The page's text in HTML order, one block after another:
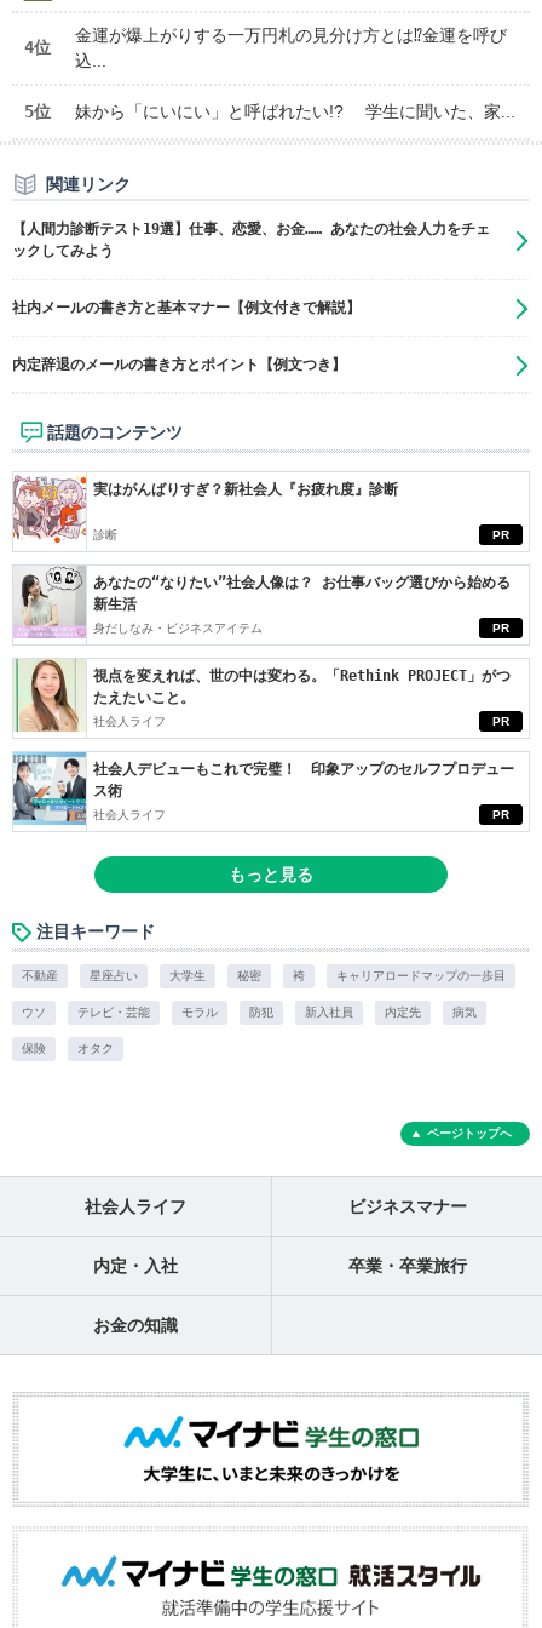
4位
金運が爆上がりする一万円札の見分け方とは⁉金運を呼び
込...
5位 妹から「にいにい」と呼ばれたい!? 学生に聞いた、家...
関連リンク
【人間力診断テスト19選】仕事、恋愛、お金…… あなたの社会人力をチェ
ックしてみよう
社内メールの書き方と基本マナー【例文付きで解説】
内定辞退のメールの書き方とポイント【例文つき】
話題のコンテンツ
PR
実はがんばりすぎ？新社会人『お疲れ度』診断
診断
PR
あなたの“なりたい”社会人像は？ お仕事バッグ選びから始める
新生活
身だしなみ・ビジネスアイテム
PR
視点を変えれば、世の中は変わる。「Rethink PROJECT」がつ
たえたいこと。
社会人ライフ
PR
社会人デビューもこれで完璧！ 印象アップのセルフプロデュー
ス術
社会人ライフ
もっと見る
注目キーワード
不動産 星座占い 大学生 秘密 袴 キャリアロードマップの一歩目
ウソ テレビ・芸能 モラル 防犯 新入社員 内定先 病気
保険 オタク
ページトップへ
社会人ライフ ビジネスマナー
内定・入社 卒業・卒業旅行
お金の知識